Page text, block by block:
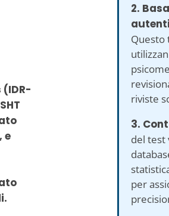
e
2.
Questo
riviste
3.
del test
per